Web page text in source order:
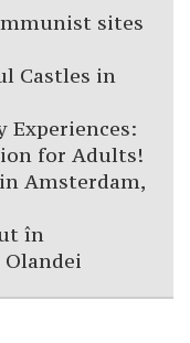
sites
Castles in
Experiences:
for Adults!
Amsterdam,
în